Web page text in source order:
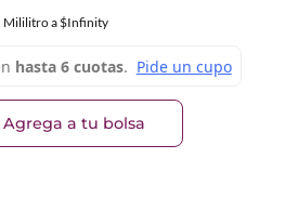
Mililitroa $Infinity
Agrega a tu bolsa